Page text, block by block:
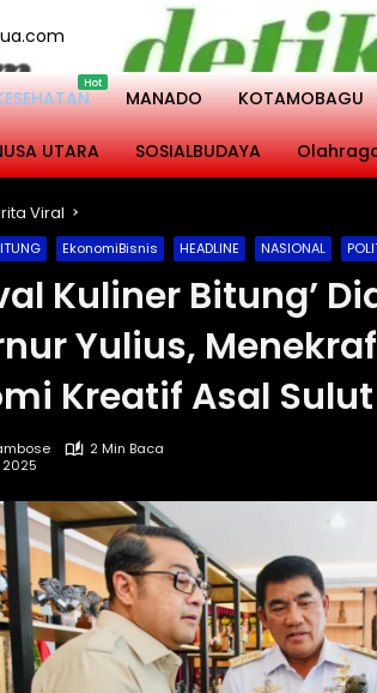
MANADO KOTAMOBAGU
UTARA SOSIALBUDAYA
Viral
EkonomiBisnis HEADLINE NASIONAL
Kuliner Bitung’
Yulius,
Kreatif Asal Sulut
2 Min Baca
2025